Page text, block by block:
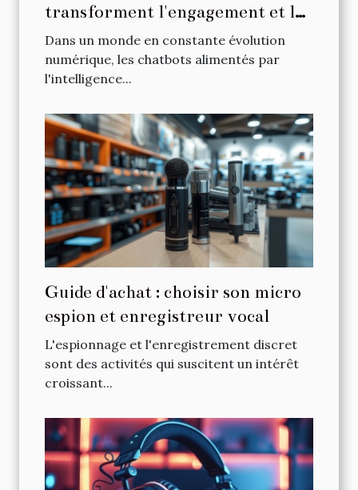
transforment l'engagement et la
fidélisation des clients en ligne
Dans un monde en constante évolution
numérique, les chatbots alimentés par
l'intelligence...
Guide d'achat : choisir son micro
espion et enregistreur vocal
L'espionnage et l'enregistrement discret
sont des activités qui suscitent un intérêt
croissant...